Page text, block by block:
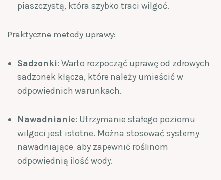
piaszczystą, która szybko traci wilgoć.
Praktyczne metody uprawy:
Sadzonki: Warto rozpocząć uprawę od zdrowych
sadzonek kłącza, które należy umieścić w
odpowiednich warunkach.
Nawadnianie: Utrzymanie stałego poziomu
wilgoci jest istotne. Można stosować systemy
nawadniające, aby zapewnić roślinom
odpowiednią ilość wody.